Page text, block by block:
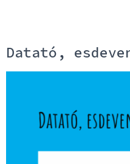
Datató,